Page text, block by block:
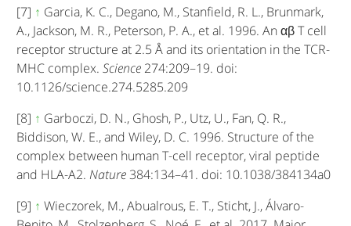
[7] ↑ Garcia, K. C., Degano, M., Stanfield, R. L., Brunmark,
A., Jackson, M. R., Peterson, P. A., et al. 1996. An αβ T cell
receptor structure at 2.5 Å and its orientation in the TCR-
MHC complex.Science 274:209–19. doi:
10.1126/science.274.5285.209
[8] ↑ Garboczi, D. N., Ghosh, P., Utz, U., Fan, Q. R.,
Biddison, W. E., and Wiley, D. C. 1996. Structure of the
complex between human T-cell receptor, viral peptide
and HLA-A2.Nature384:134–41. doi: 10.1038/384134a0
[9] ↑ Wieczorek, M., Abualrous, E. T., Sticht, J., Álvaro-